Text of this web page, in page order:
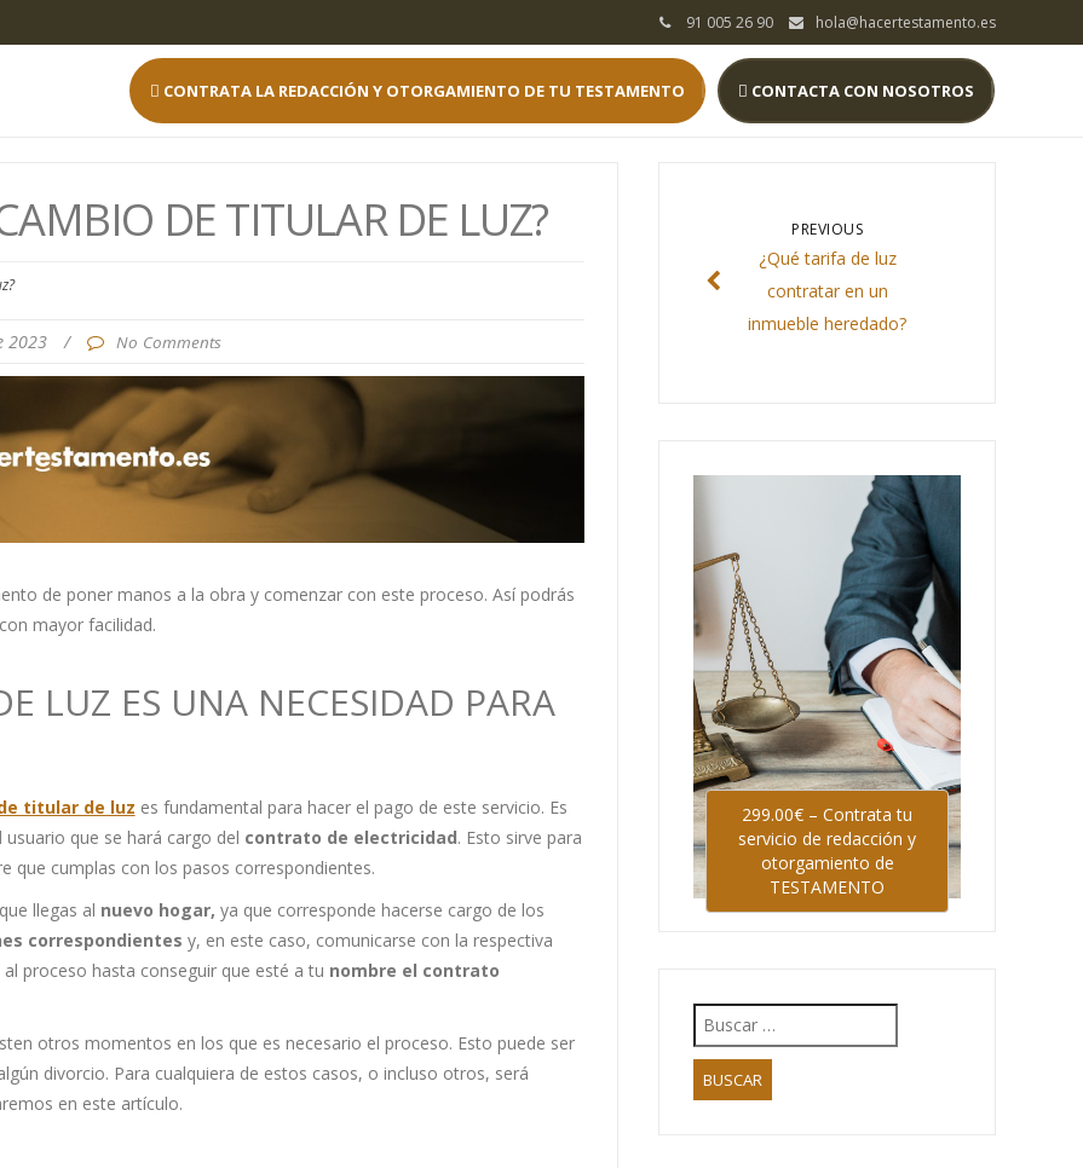
91 005 26 90 hola@hacertestamento.es
CONTRATA LA REDACCIÓN Y OTORGAMIENTO DE TU TESTAMENTO CONTACTA CON NOSOTROS
DE TITULAR DE LUZ?
2023 / No Comments
de poner manos a la obra y comenzar con este proceso. Así podrás
mayor facilidad.
LUZ ES UNA NECESIDAD PARA
titular de luz es fundamental para hacer el pago de este servicio. Es
que se hará cargo del contrato de electricidad. Esto sirve para
que cumplas con los pasos correspondientes.
llegas al nuevo hogar, ya que corresponde hacerse cargo de los
correspondientes y, en este caso, comunicarse con la respectiva
proceso hasta conseguir que esté a tu nombre el contrato
otros momentos en los que es necesario el proceso. Esto puede ser
divorcio. Para cualquiera de estos casos, o incluso otros, será
en este artículo.
PREVIOUS
¿Qué tarifa de luz
contratar en un
inmueble heredado?
299.00€ – Contrata tu
servicio de redacción y
otorgamiento de
TESTAMENTO